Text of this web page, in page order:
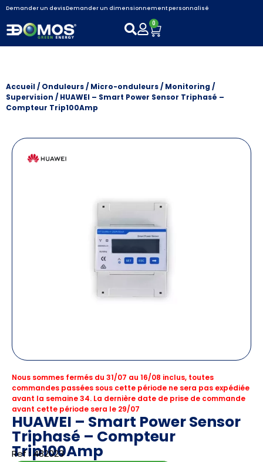
Demander un devisDemander un dimensionnement personnalisé
0
Accueil/ Onduleurs / Micro-onduleurs/ Monitoring /
Supervision / HUAWEI – Smart Power Sensor Triphasé –
Compteur Trip100Amp
Nous sommes fermés du 31/07 au 16/08 inclus, toutes
commandes passées sous cette période ne sera pas expédiée
avant la semaine 34. La dernière date de prise de commande
avant cette période sera le 29/07
HUAWEI – Smart Power Sensor
Triphasé – Compteur
Trip100Amp
Ref : 482023